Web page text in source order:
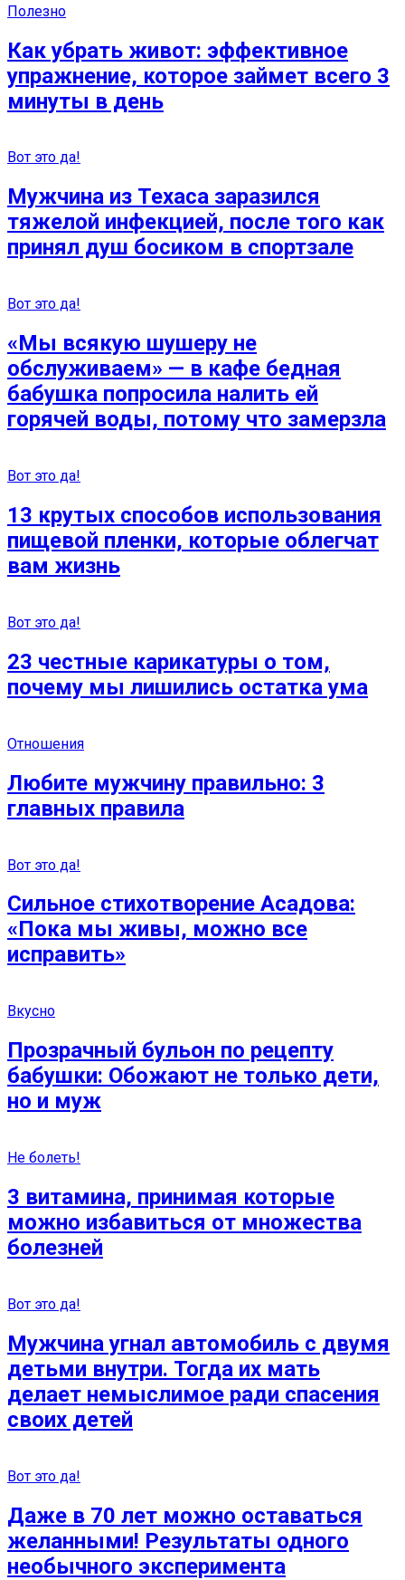
Полезно
Как убрать живот: эффективное
упражнение, которое займет всего 3
минуты в день
Вот это да!
Мужчина из Техаса заразился
тяжелой инфекцией, после того как
принял душ босиком в спортзале
Вот это да!
«Мы всякую шушеру не
обслуживаем» — в кафе бедная
бабушка попросила налить ей
горячей воды, потому что замерзла
Вот это да!
13 крутых способов использования
пищевой пленки, которые облегчат
вам жизнь
Вот это да!
23 честные карикатуры о том,
почему мы лишились остатка ума
Отношения
Любите мужчину правильно: 3
главных правила
Вот это да!
Сильное стихотворение Асадова:
«Пока мы живы, можно все
исправить»
Вкусно
Прозрачный бульон по рецепту
бабушки: Обожают не только дети,
но и муж
Не болеть!
3 витамина, принимая которые
можно избавиться от множества
болезней
Вот это да!
Мужчина угнал автомобиль с двумя
детьми внутри. Тогда их мать
делает немыслимое ради спасения
своих детей
Вот это да!
Даже в 70 лет можно оставаться
желанными! Результаты одного
необычного эксперимента